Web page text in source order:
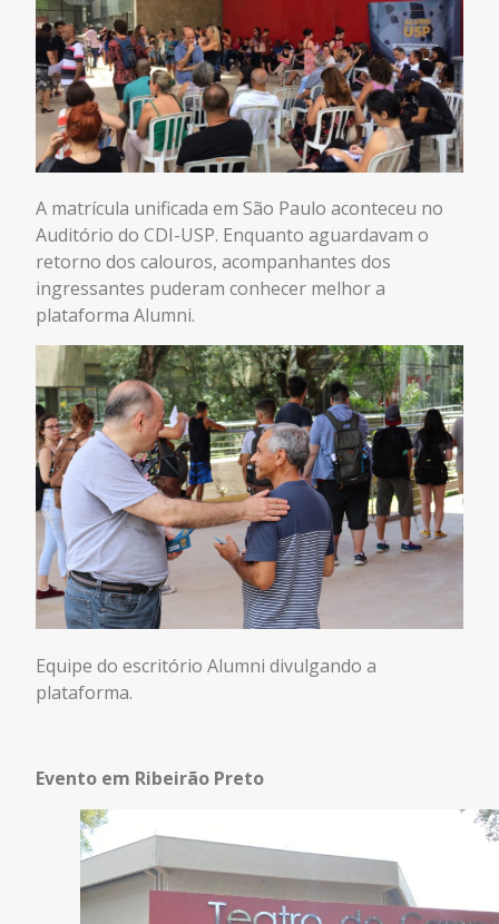
A matrícula unificada em São Paulo aconteceu no
Auditório do CDI-USP. Enquanto aguardavam o
retorno dos calouros, acompanhantes dos
ingressantes puderam conhecer melhor a
plataforma Alumni.
Equipe do escritório Alumni divulgando a
plataforma.
Evento em Ribeirão Preto